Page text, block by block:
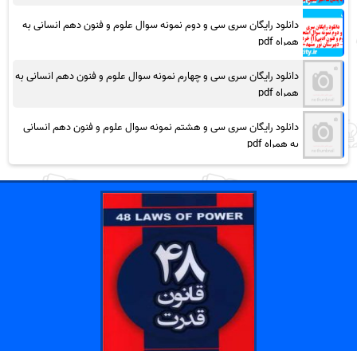
دانلود رایگان سری سی و دوم نمونه سوال علوم و فنون دهم انسانی به
همراه pdf
دانلود رایگان سری سی و چهارم نمونه سوال علوم و فنون دهم انسانی به
همراه pdf
دانلود رایگان سری سی و هشتم نمونه سوال علوم و فنون دهم انسانی
به همراه pdf